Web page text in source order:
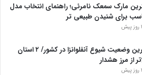
مارک سمعک نامرئی؛ راهنمای انتخاب مدل
برای شنیدن طبیعی تر
آخرین وضعیت شیوع آنفلوانزا در کشور/ ۲ استان
از مرز هشدار